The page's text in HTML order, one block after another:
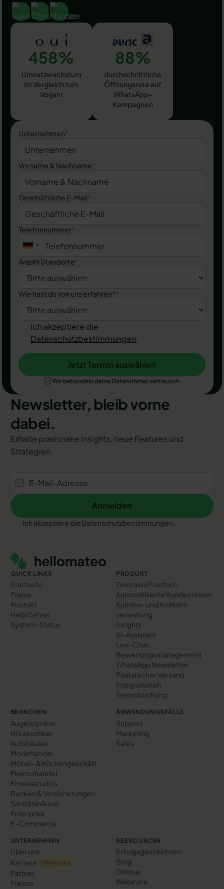
458%
Umsatzwachstum
im Vergleich zum
Vorjahr
88%
durchschnittliche
Öffnungsrate auf
WhatsApp-
Kampagnen
Unternehmen*
Vorname & Nachname*
Geschäftliche E-Mail*
Telefonnummer*
Anzahl Standorte*
Wie hast du von uns erfahren?*
Ich akzeptiere die
Datenschutzbestimmungen.
Jetzt Termin auswählen
Jetzt Termin auswählen
Wir behandeln deine Daten immer vertraulich.
Newsletter, bleib vorne
dabei.
Erhalte praxisnahe Insights, neue Features und
Strategien.
Anmelden
Anmelden
Ich akzeptiere die Datenschutzbestimmungen.
QUICK LINKS
Startseite
Preise
Kontakt
Help Center
System-Status
PRODUKT
Zentrales Postfach
Automatisierte Kundenreisen
Kunden- und Kontakt­
verwaltung
Insights
KI-Assistent
Live-Chat
Bewertungs­management
WhatsApp Newsletter
Postalischer Versand
Integrationen
Terminbuchung
BRANCHEN
Augenoptiker
Hörakustiker
Autohäuser
Modehandel
Möbel- & Küchengeschäft
Elektrohandel
Fitnessstudios
Banken & Versicherungen
Sanitätshäuser
Enterprise
E-Commerce
ANWENDUNGSFÄLLE
Support
Marketing
Sales
UNTERNEHMEN
Über uns
Karriere
Offene Jobs
Partner
Presse
RESSOURCEN
Erfolgs­geschichten
Blog
Glossar
Webinare